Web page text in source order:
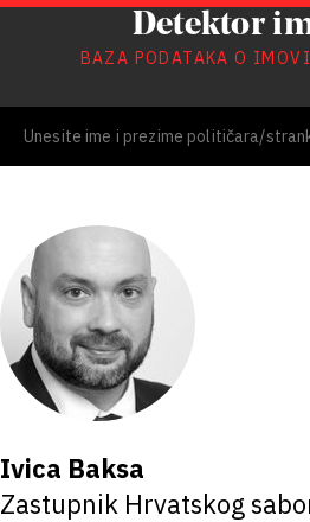
Detektor
BAZA PODATAKA O
Ivica Baksa
Zastupnik Hrvatskog